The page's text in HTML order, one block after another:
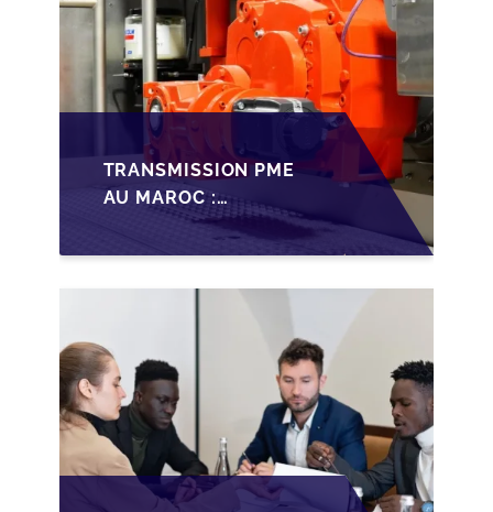
TRANSMISSION PME
AU MAROC :
PRÉPARATIONS CLÉS
POUR LES